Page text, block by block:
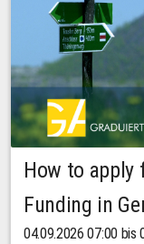
How to apply
Funding in
04.09.2026 07:00 bis